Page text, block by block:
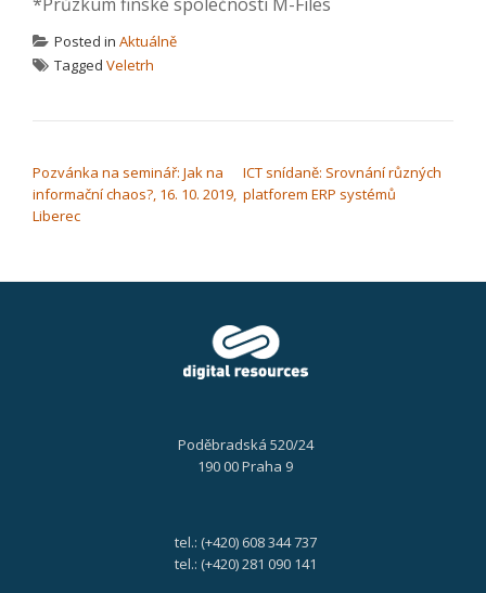
Posted in Aktuálně
Tagged Veletrh
Pozvánka na seminář: Jak na
informační chaos?, 16. 10. 2019,
Liberec
ICT snídaně: Srovnání různých
platforem ERP systémů
Poděbradská 520/24
190 00 Praha 9
tel.: (+420) 608 344 737
tel.: (+420) 281 090 141